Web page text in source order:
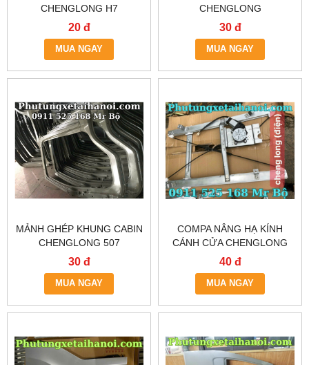
CHENGLONG H7
20 đ
MUA NGAY
CHENGLONG
30 đ
MUA NGAY
MẢNH GHÉP KHUNG CABIN
CHENGLONG 507
30 đ
MUA NGAY
COMPA NÂNG HẠ KÍNH
CÁNH CỬA CHENGLONG
40 đ
MUA NGAY